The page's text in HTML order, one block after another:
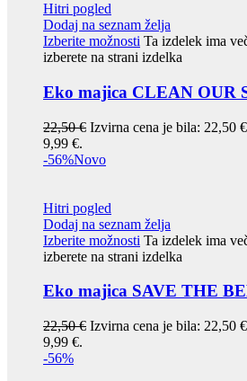
Hitri pogled
Dodaj na seznam želja
Izberite možnosti Ta izdelek ima
izberete na strani izdelka
Eko majica CLEAN OUR
22,50€ Izvirna cena je bila: 22,50
9,99 €.
-56%Novo
Hitri pogled
Dodaj na seznam želja
Izberite možnosti Ta izdelek ima
izberete na strani izdelka
Eko majica SAVE THE
22,50€ Izvirna cena je bila: 22,50
9,99 €.
-56%